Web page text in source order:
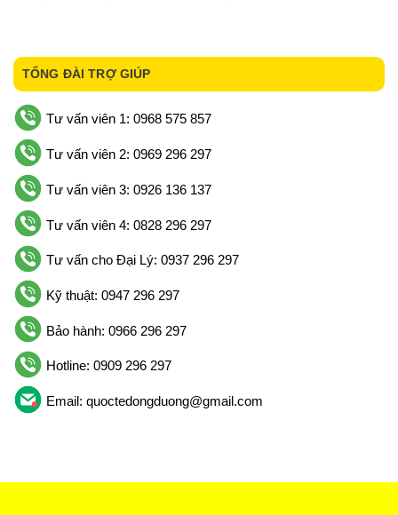
TỔNG ĐÀI TRỢ GIÚP
Tư vấn viên 1: 0968 575 857
Tư vấn viên 2: 0969 296 297
Tư vấn viên 3: 0926 136 137
Tư vấn viên 4: 0828 296 297
Tư vấn cho Đại Lý: 0937 296 297
Kỹ thuật: 0947 296 297
Bảo hành: 0966 296 297
Hotline: 0909 296 297
Email: quoctedongduong@gmail.com